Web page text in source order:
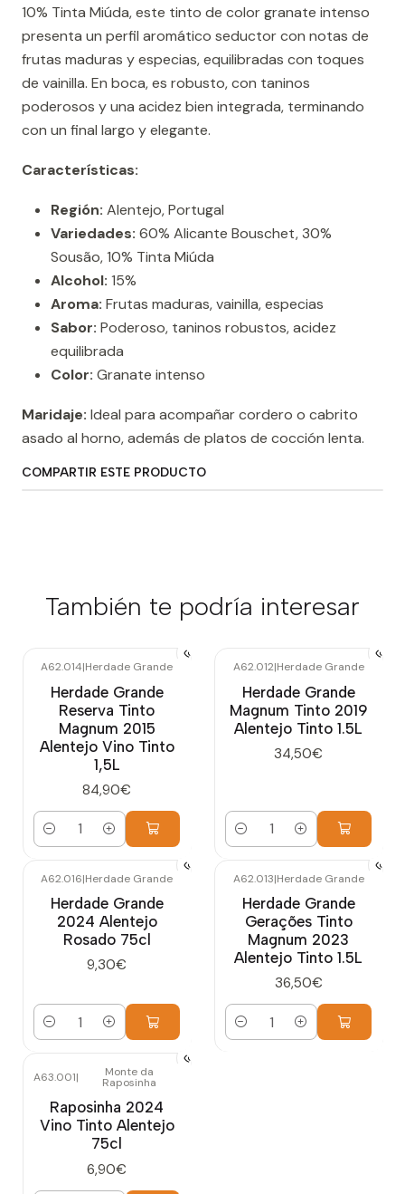
10% Tinta Miúda, este tinto de color granate intenso
presenta un perfil aromático seductor con notas de
frutas maduras y especias, equilibradas con toques
de vainilla. En boca, es robusto, con taninos
poderosos y una acidez bien integrada, terminando
con un final largo y elegante.
Características:
Región: Alentejo, Portugal
Variedades: 60% Alicante Bouschet, 30%
Sousão, 10% Tinta Miúda
Alcohol: 15%
Aroma: Frutas maduras, vainilla, especias
Sabor: Poderoso, taninos robustos, acidez
equilibrada
Color: Granate intenso
Maridaje: Ideal para acompañar cordero o cabrito
asado al horno, además de platos de cocción lenta.
COMPARTIR ESTE PRODUCTO
También te podría interesar
A62.014|Herdade Grande
Herdade Grande
Reserva Tinto
Magnum 2015
Alentejo Vino Tinto
1,5L
84,90€
Cantidad
A62.012|Herdade Grande
Herdade Grande
Magnum Tinto 2019
Alentejo Tinto 1.5L
34,50€
Cantidad
A62.016|Herdade Grande
Herdade Grande
2024 Alentejo
Rosado 75cl
9,30€
Cantidad
A62.013|Herdade Grande
Herdade Grande
Gerações Tinto
Magnum 2023
Alentejo Tinto 1.5L
36,50€
Cantidad
A63.001| Monte da
Raposinha
Raposinha 2024
Vino Tinto Alentejo
75cl
6,90€